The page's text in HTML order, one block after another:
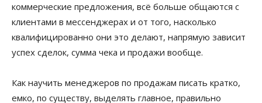
коммерческие предложения, всё больше общаются с
клиентами в мессенджерах и от того, насколько
квалифицированно они это делают, напрямую зависит
успех сделок, сумма чека и продажи вообще.
Как научить менеджеров по продажам писать кратко,
емко, по существу, выделять главное, правильно